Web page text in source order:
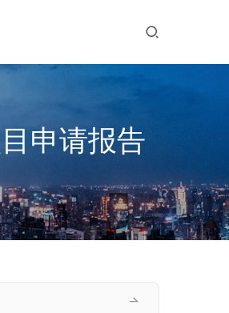
申请报告